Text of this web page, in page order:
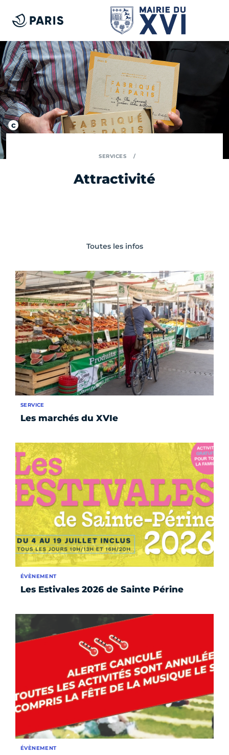
SERVICES
Attractivité
Toutes les infos
Les marchés du XVIe
SERVICE
Les Estivales 2026 de Sainte Périne
ÉVÈNEMENT
ÉVÈNEMENT